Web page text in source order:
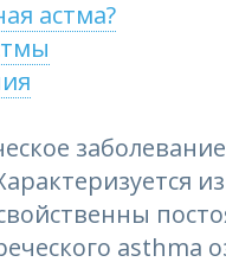
астма?
asthma